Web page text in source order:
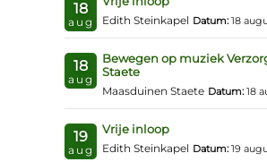
18
aug Edith Steinkapel Datum: 18
18
aug
Bewegen op muziek
Staete
Maasduinen Staete Datum: 18
19
aug
Vrije inloop
Edith Steinkapel Datum: 19